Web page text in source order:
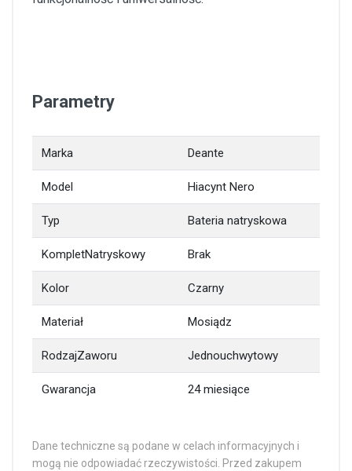
Parametry
Marka Deante
Model Hiacynt Nero
Typ Bateria natryskowa
KompletNatryskowy Brak
Kolor Czarny
Materiał Mosiądz
RodzajZaworu Jednouchwytowy
Gwarancja 24 miesiące
Dane techniczne są podane w celach informacyjnych i
mogą nie odpowiadać rzeczywistości. Przed zakupem